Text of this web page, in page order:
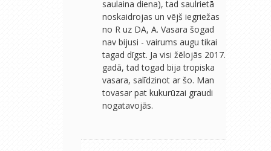
saulaina diena), tad saulrietā
noskaidrojas un vējš iegriežas
no R uz DA, A. Vasara šogad
nav bijusi - vairums augu tikai
tagad dīgst. Ja visi žēlojās 2017.
gadā, tad togad bija tropiska
vasara, salīdzinot ar šo. Man
tovasar pat kukurūzai graudi
nogatavojās.